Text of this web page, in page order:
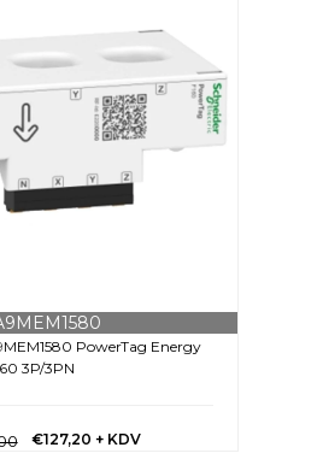
PowerTag Energy
3P/3PN
€127,20 + KDV